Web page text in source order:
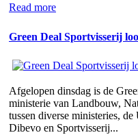
Read more
Green Deal Sportvisserij
Afgelopen dinsdag is de
ministerie van Landbouw,
tussen diverse ministeries,
Dibevo en Sportvisserij...